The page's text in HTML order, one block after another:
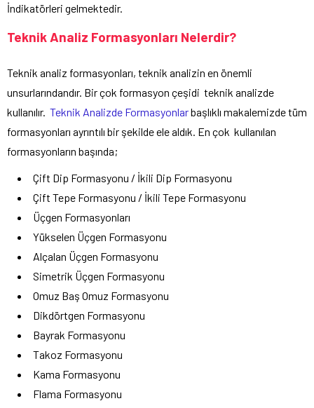
İndikatörleri gelmektedir.
Teknik Analiz Formasyonları Nelerdir?
Teknik analiz formasyonları, teknik analizin en önemli
unsurlarındandır. Bir çok formasyon çeşidi teknik analizde
kullanılır. Teknik Analizde Formasyonlarbaşlıklı makalemizde tüm
formasyonları ayrıntılı bir şekilde ele aldık. En çok kullanılan
formasyonların başında;
Çift Dip Formasyonu / İkili Dip Formasyonu
Çift Tepe Formasyonu / İkili Tepe Formasyonu
Üçgen Formasyonları
Yükselen Üçgen Formasyonu
Alçalan Üçgen Formasyonu
Simetrik Üçgen Formasyonu
Omuz Baş Omuz Formasyonu
Dikdörtgen Formasyonu
Bayrak Formasyonu
Takoz Formasyonu
Kama Formasyonu
Flama Formasyonu